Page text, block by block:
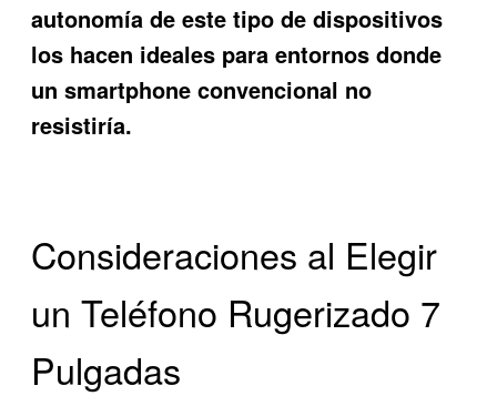
autonomía de este tipo de dispositivos
los hacen ideales para entornos donde
un smartphone convencional no
resistiría.
Consideraciones al Elegir
un Teléfono Rugerizado 7
Pulgadas